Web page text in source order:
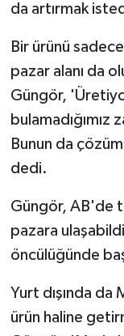
da artırmak
Bir ürünü
pazar alanı da
Güngör,
bulamadığımız
Bunun da
dedi.
Güngör, AB'de
pazara
öncülüğünde
Yurt dışında da
ürün haline